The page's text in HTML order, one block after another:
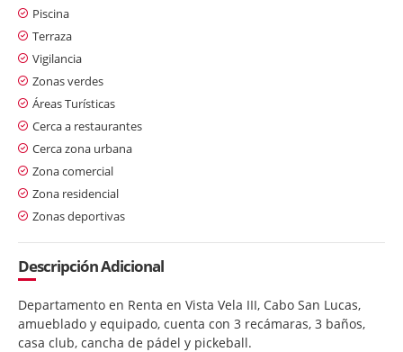
Piscina
Terraza
Vigilancia
Zonas verdes
Áreas Turísticas
Cerca a restaurantes
Cerca zona urbana
Zona comercial
Zona residencial
Zonas deportivas
Descripción Adicional
Departamento en Renta en Vista Vela III, Cabo San Lucas,
amueblado y equipado, cuenta con 3 recámaras, 3 baños,
casa club, cancha de pádel y pickeball.